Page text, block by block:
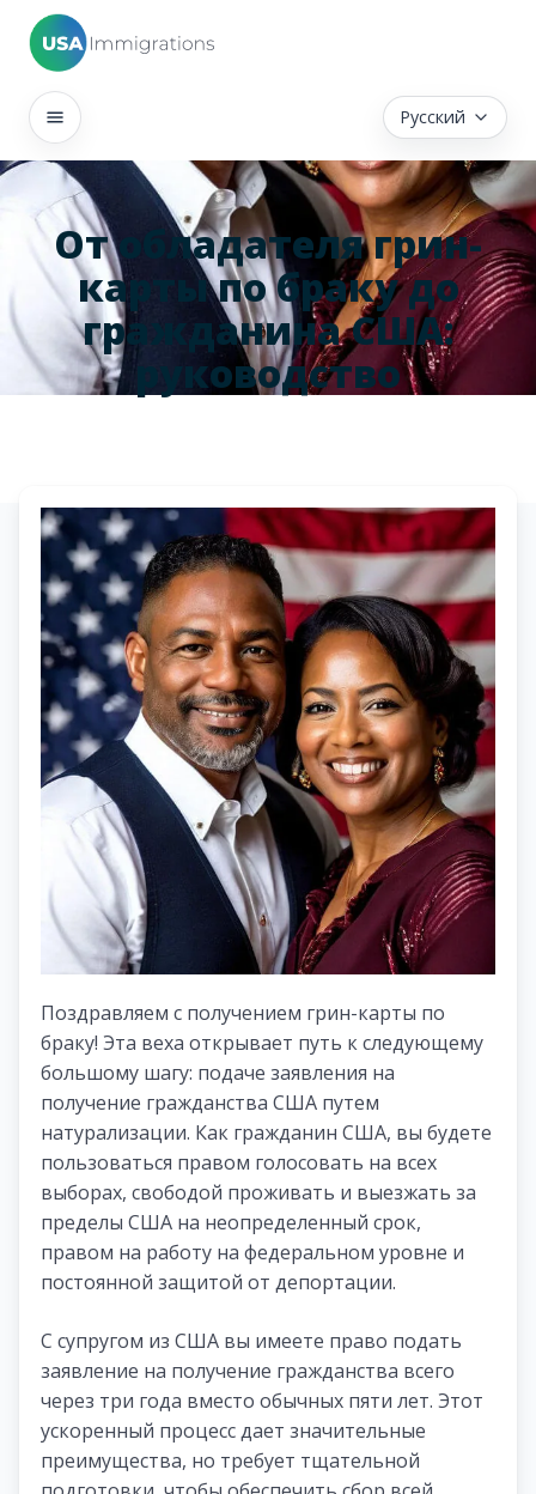
Русский
От обладателя грин-
карты по браку до
гражданина США:
руководство
Поздравляем с получением грин-карты по
браку! Эта веха открывает путь к следующему
большому шагу: подаче заявления на
получение гражданства США путем
натурализации. Как гражданин США, вы будете
пользоваться правом голосовать на всех
выборах, свободой проживать и выезжать за
пределы США на неопределенный срок,
правом на работу на федеральном уровне и
постоянной защитой от депортации.
С супругом из США вы имеете право подать
заявление на получение гражданства всего
через три года вместо обычных пяти лет. Этот
ускоренный процесс дает значительные
преимущества, но требует тщательной